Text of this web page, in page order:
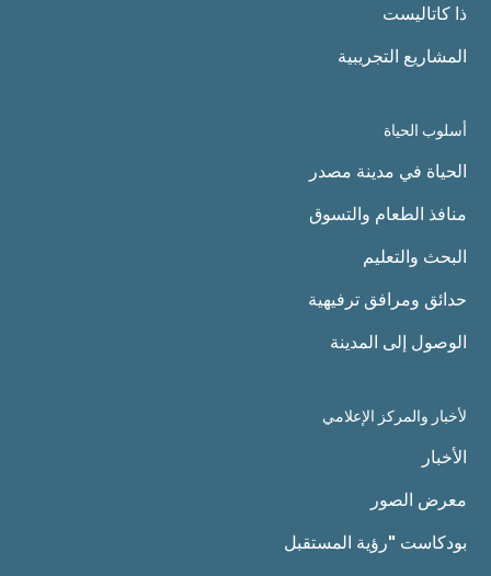
ذا كاتاليست
المشاريع التجريبية
أسلوب الحياة
الحياة في مدينة مصدر
منافذ الطعام والتسوق
البحث والتعليم
حدائق ومرافق ترفيهية
الوصول إلى المدينة
لأخبار والمركز الإعلامي
الأخبار
معرض الصور
بودكاست "رؤية المستقبل